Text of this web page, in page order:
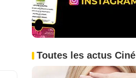
Toutes les actus Ciné